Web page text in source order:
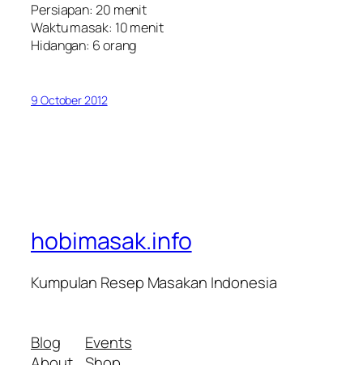
Persiapan: 20 menit
Waktu masak: 10 menit
Hidangan: 6 orang
9 October 2012
hobimasak.info
Kumpulan Resep Masakan Indonesia
Blog
Events